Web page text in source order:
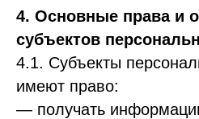
4. Основные права и
субъектов
4.1. Субъекты
имеют право:
— получать